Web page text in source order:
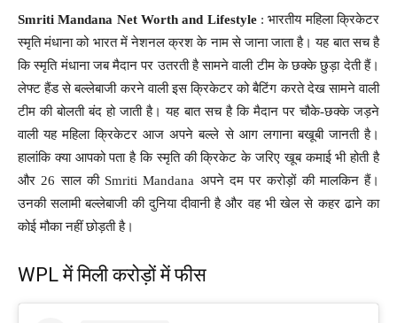
Smriti Mandana Net Worth and Lifestyle: भारतीय महिला क्रिकेटर
स्मृति मंधाना को भारत में नेशनल क्रश के नाम से जाना जाता है। यह बात सच है
कि स्मृति मंधाना जब मैदान पर उतरती है सामने वाली टीम के छक्के छुड़ा देती हैं।
लेफ्ट हैंड से बल्लेबाजी करने वाली इस क्रिकेटर को बैटिंग करते देख सामने वाली
टीम की बोलती बंद हो जाती है। यह बात सच है कि मैदान पर चौके-छक्के जड़ने
वाली यह महिला क्रिकेटर आज अपने बल्ले से आग लगाना बखूबी जानती है।
हालांकि क्या आपको पता है कि स्मृति की क्रिकेट के जरिए खूब कमाई भी होती है
और 26 साल की Smriti Mandana अपने दम पर करोड़ों की मालकिन हैं।
उनकी सलामी बल्लेबाजी की दुनिया दीवानी है और वह भी खेल से कहर ढाने का
कोई मौका नहीं छोड़ती है।
WPL में मिली करोड़ों में फीस